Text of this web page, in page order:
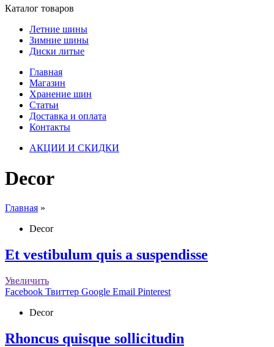
Каталог товаров
Летние шины
Зимние шины
Диски литые
Главная
Магазин
Хранение шин
Статьи
Доставка и оплата
Контакты
АКЦИИ И СКИДКИ
Decor
Главная »
Decor
Et vestibulum quis a suspendisse
Увеличить
Facebook Твиттер Google Email Pinterest
Decor
Rhoncus quisque sollicitudin